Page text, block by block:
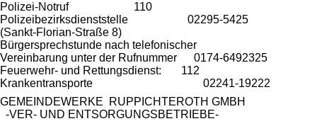
Polizei-Notruf 110
Polizeibezirksdienststelle 02295-5425
(Sankt-Florian-Straße 8)
Bürgersprechstunde nach telefonischer
Vereinbarung unter der Rufnummer 0174-6492325
Feuerwehr- und Rettungsdienst: 112
Krankentransporte 02241-19222
GEMEINDEWERKE RUPPICHTEROTH GMBH
-VER- UND ENTSORGUNGSBETRIEBE-